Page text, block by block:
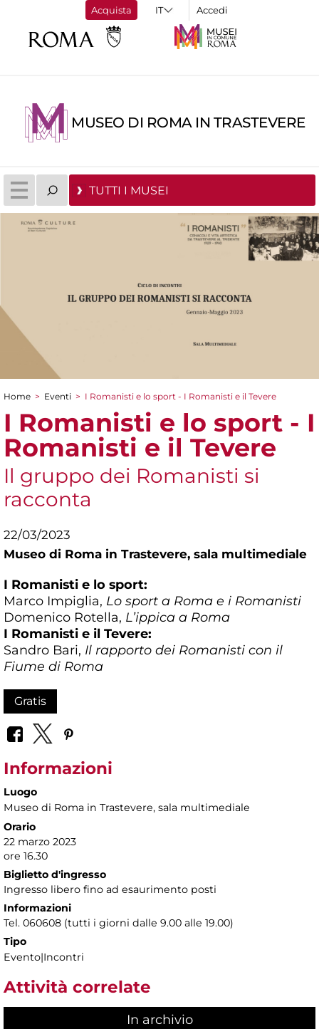
Acquista Accedi
MUSEO DI ROMA IN TRASTEVERE
TUTTI I MUSEI
Tu sei qui
Home > Eventi > I Romanisti e lo sport - I Romanisti e il Tevere
I Romanisti e lo sport - I
Romanisti e il Tevere
Il gruppo dei Romanisti si
racconta
22/03/2023
Museo di Roma in Trastevere, sala multimediale
I Romanisti e lo sport:
Marco Impiglia, Lo sport a Roma e i Romanisti
Domenico Rotella, L’ippica a Roma
I Romanisti e il Tevere:
Sandro Bari, Il rapporto dei Romanisti con il
Fiume di Roma
Gratis
Informazioni
Luogo
Museo di Roma in Trastevere, sala multimediale
Orario
22 marzo 2023
ore 16.30
Biglietto d'ingresso
Ingresso libero fino ad esaurimento posti
Informazioni
Tel. 060608 (tutti i giorni dalle 9.00 alle 19.00)
Tipo
Evento|Incontri
Attività correlate
In archivio